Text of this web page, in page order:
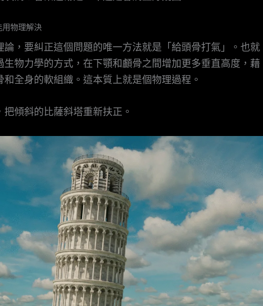
用物理解決
論，要糾正這個問題的唯一方法就是「給頭骨打氣」。也就
生物力學的方式，在下顎和顱骨之間增加更多垂直高度，藉
和全身的軟組織。這本質上就是個物理過程。
把傾斜的比薩斜塔重新扶正。